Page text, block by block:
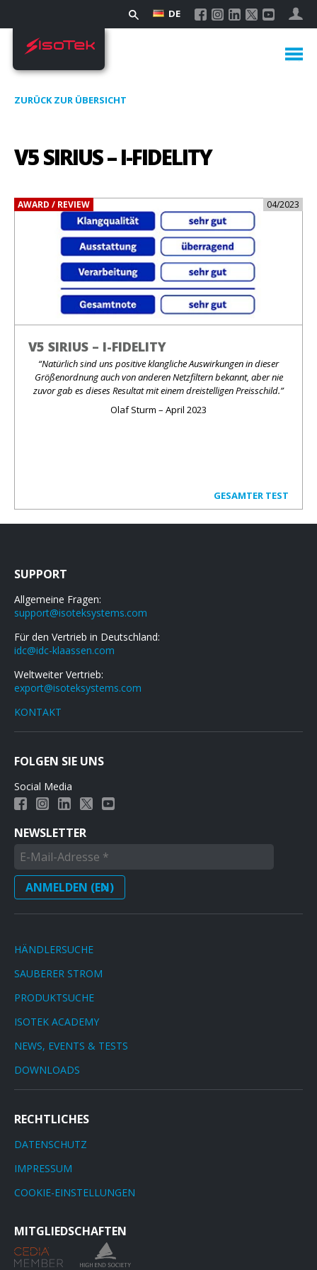
DE
ZURÜCK ZUR ÜBERSICHT
V5 SIRIUS – I-FIDELITY
AWARD / REVIEW 04/2023
V5 SIRIUS – I-FIDELITY
“Natürlich sind uns positive klangliche Auswirkungen in dieser
Größenordnung auch von anderen Netzfiltern bekannt, aber nie
zuvor gab es dieses Resultat mit einem dreistelligen Preisschild.”
Olaf Sturm – April 2023
GESAMTER TEST
SUPPORT
Allgemeine Fragen:
support@isoteksystems.com
Für den Vertrieb in Deutschland:
idc@idc-klaassen.com
Weltweiter Vertrieb:
export@isoteksystems.com
KONTAKT
FOLGEN SIE UNS
Social Media
NEWSLETTER
HÄNDLERSUCHE
SAUBERER STROM
PRODUKTSUCHE
ISOTEK ACADEMY
NEWS, EVENTS & TESTS
DOWNLOADS
RECHTLICHES
DATENSCHUTZ
IMPRESSUM
COOKIE-EINSTELLUNGEN
MITGLIEDSCHAFTEN